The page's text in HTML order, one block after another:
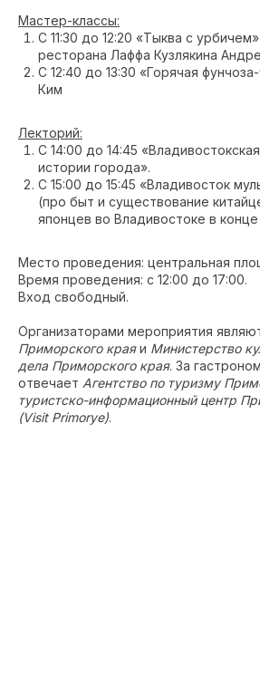
Мастер-классы:
С 11:30 до 12:20 «Тыква с
ресторана Лаффа Кузлякина
С 12:40 до 13:30 «Горячая
Ким
Лекторий:
С 14:00 до 14:45
истории города».
С 15:00 до 15:45 «Владивосток
(про быт и существование
японцев во Владивостоке в
Место проведения: центральная
Время проведения: с 12:00 до 17:00.
Вход свободный.
Организаторами мероприятия
Приморского краяи Министерство
дела Приморского края. За
отвечает Агентство по туризму
туристско-информационный центр
(Visit Primorye).